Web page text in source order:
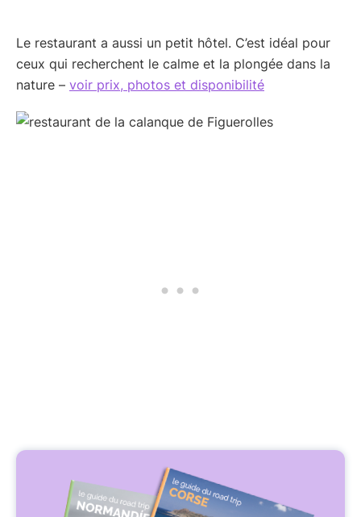
Le restaurant a aussi un petit hôtel. C’est idéal pour
ceux qui recherchent le calme et la plongée dans la
nature – voir prix, photos et disponibilité